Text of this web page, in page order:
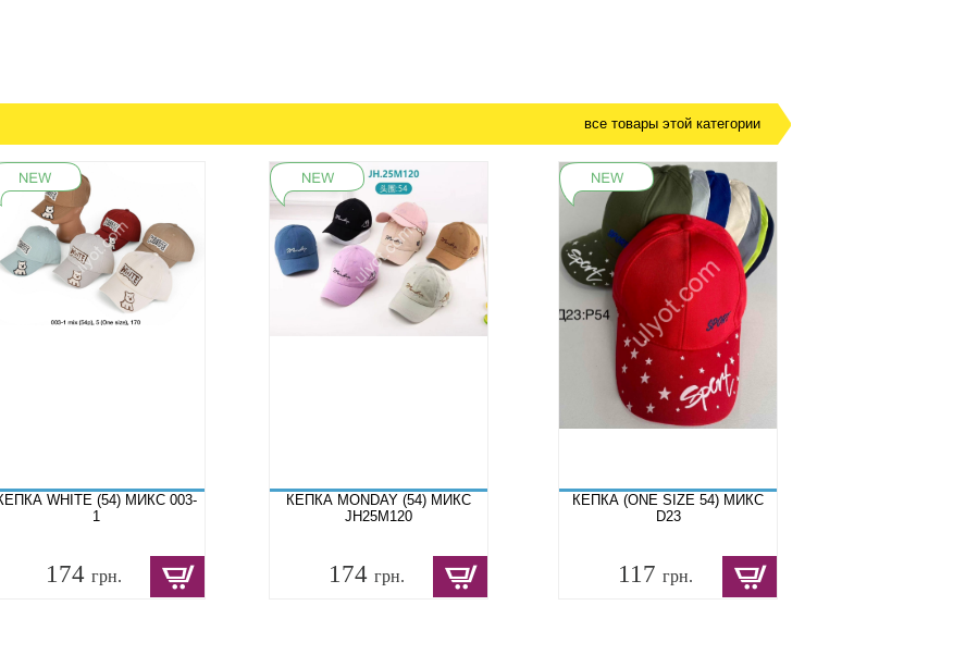
все товары этой категории
WHITE (54) МИКС 003-
1
174 грн.
КЕПКА MONDAY (54) МИКС
JH25M120
174 грн.
КЕПКА (ONE SIZE 54) МИКС
D23
117 грн.